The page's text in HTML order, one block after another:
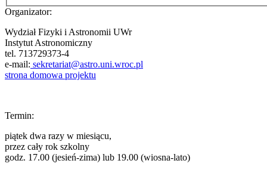
Organizator:
Wydział Fizyki i Astronomii UWr
Instytut Astronomiczny
tel. 713729373-4
e-mail: sekretariat@astro.uni.wroc.pl
strona domowa projektu
Termin:
piątek dwa razy w miesiącu,
przez cały rok szkolny
godz. 17.00 (jesień-zima) lub 19.00 (wiosna-lato)